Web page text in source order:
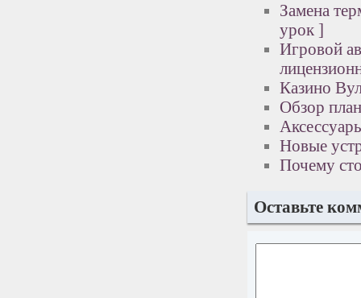
Замена
урок ]
Игровой
Казино
Обзор
Новые
Почему
Оставьте